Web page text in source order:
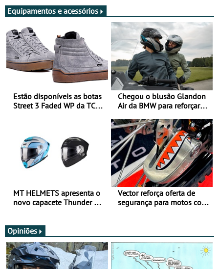
Equipamentos e acessórios
Estão disponíveis as botas
Street 3 Faded WP da TCX
Chegou o blusão Glandon
Air da BMW para reforçar
verão
MT HELMETS apresenta o
novo capacete Thunder 4 R
Vector reforça oferta de
segurança para motos com
Opiniões